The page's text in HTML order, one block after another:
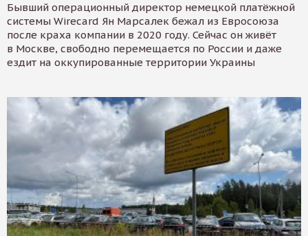
Бывший операционный директор немецкой платёжной
системы Wirecard Ян Марсалек бежал из Евросоюза
после краха компании в 2020 году. Сейчас он живёт
в Москве, свободно перемещается по России и даже
ездит на оккупированные территории Украины